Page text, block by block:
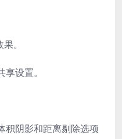
。
设置。
积阴影和距离剔除选项